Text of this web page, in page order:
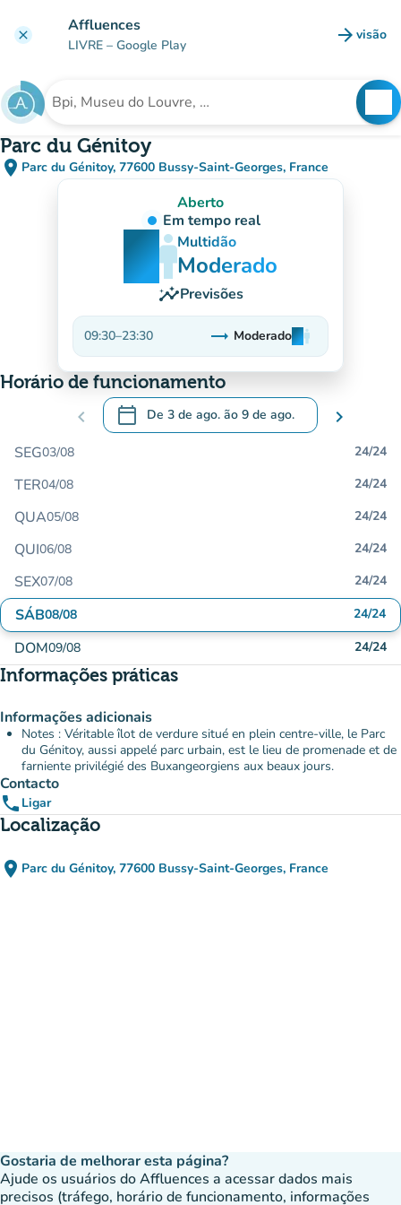
clear Affluences
LIVRE – Google Play arrow_forward visão
(novo
Procura uma instituição
Parc du Génitoy
place Parc du Génitoy, 77600 Bussy-Saint-Georges, France
(abrir no Google Maps)
(novo separador)
Aberto
Em tempo real
man
man
manMultidão
Moderado
insightsPrevisões
09:30–23:30 trending_flat
Estável
Moderadoman
man
man
Horário de funcionamento
chevron_left calendar_today De 3 de ago. ão 9 de ago.
.Abra o calendário para alterar as datas
chevron_right
SEG03/08 24/24
TER04/08 24/24
QUA05/08 24/24
QUI06/08 24/24
SEX07/08 24/24
SÁB08/08 24/24
DOM09/08 24/24
Informações práticas
Informações adicionais
Notes : Véritable îlot de verdure situé en plein centre-ville, le Parc
du Génitoy, aussi appelé parc urbain, est le lieu de promenade et de
farniente privilégié des Buxangeorgiens aux beaux jours.
Contacto
phone Ligar
Localização
place Parc du Génitoy, 77600 Bussy-Saint-Georges, France
(abrir no Google Maps)
(novo separador)
Gostaria de melhorar esta página?
Ajude os usuários do Affluences a acessar dados mais
precisos (tráfego, horário de funcionamento, informações